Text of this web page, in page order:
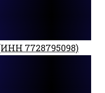
7728795098)